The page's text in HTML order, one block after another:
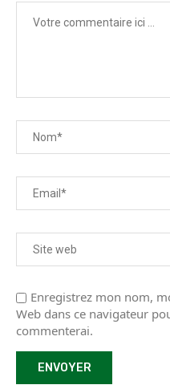
Enregistrez mon nom,
Web dans ce navigateur
commenterai.